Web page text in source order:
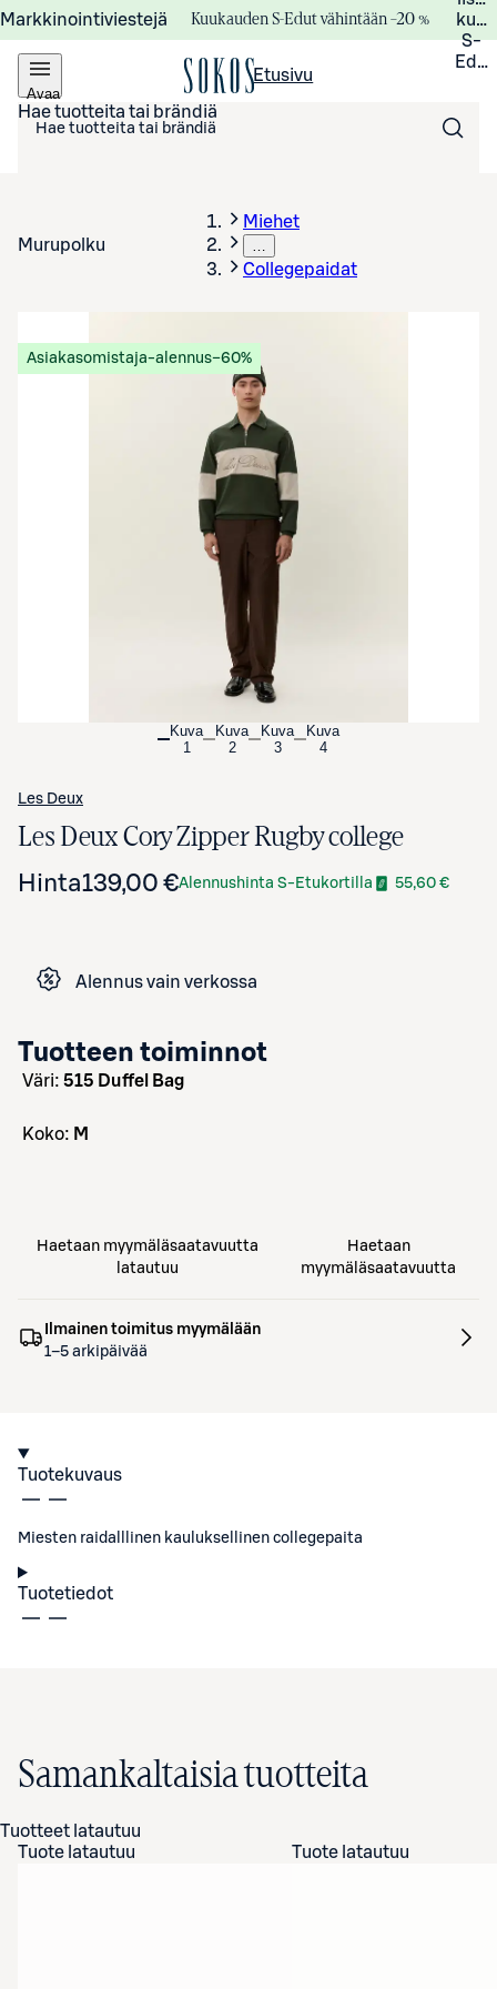
Markkinointiviestejä Kuukauden S-Edut vähintään –20 %
S-
Avaa
valikko
Etusivu
Hae tuotteita tai brändiä
Murupolku
Miehet
…
Collegepaidat
Avaa tuotekuva suurennettuna
Asiakasomistaja-alennus−60%
Kuva
1
Kuva
2
Kuva
3
Kuva
4
Les Deux
Les Deux Cory Zipper Rugby college
Hinta139,00 €Alennushinta S-Etukortilla 55,60 €
Alennus vain verkossa
Tuotteen toiminnot
väri: 515 Duffel Bag
koko: M
Haetaan myymäläsaatavuutta
latautuu
Haetaan
myymäläsaatavuutta
Ilmainen toimitus myymälään
1–5 arkipäivää
Tuotekuvaus
Miesten raidalllinen kauluksellinen collegepaita
Tuotetiedot
Samankaltaisia tuotteita
Tuotteet latautuu
Tuote latautuu
Tuote latautuu